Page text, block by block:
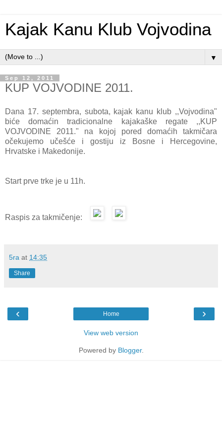
Kajak Kanu Klub Vojvodina
▼
Sep 12, 2011
KUP VOJVODINE 2011.
Dana 17. septembra, subota, kajak kanu klub ,,Vojvodina"
biće domaćin tradicionalne kajakaške regate ,,KUP
VOJVODINE 2011." na kojoj pored domaćih takmičara
očekujemo učešće i gostiju iz Bosne i Hercegovine,
Hrvatske i Makedonije.
Start prve trke je u 11h.
Raspis za takmičenje:
5ra at 14:35
Share
‹ ›
Home
View web version
Powered by Blogger.